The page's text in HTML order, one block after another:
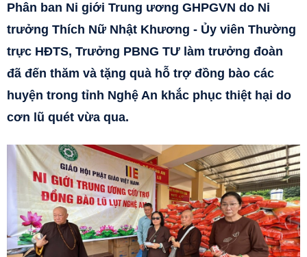
Phân ban Ni giới Trung ương GHPGVN do Ni
trưởng Thích Nữ Nhật Khương - Ủy viên Thường
trực HĐTS, Trưởng PBNG TƯ làm trưởng đoàn
đã đến thăm và tặng quà hỗ trợ đồng bào các
huyện trong tỉnh Nghệ An khắc phục thiệt hại do
cơn lũ quét vừa qua.